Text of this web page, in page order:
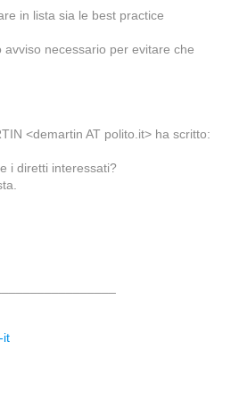
in lista sia le best practice
necessario per evitare che
<demartin AT polito.it> ha scritto:
i diretti interessati?
it